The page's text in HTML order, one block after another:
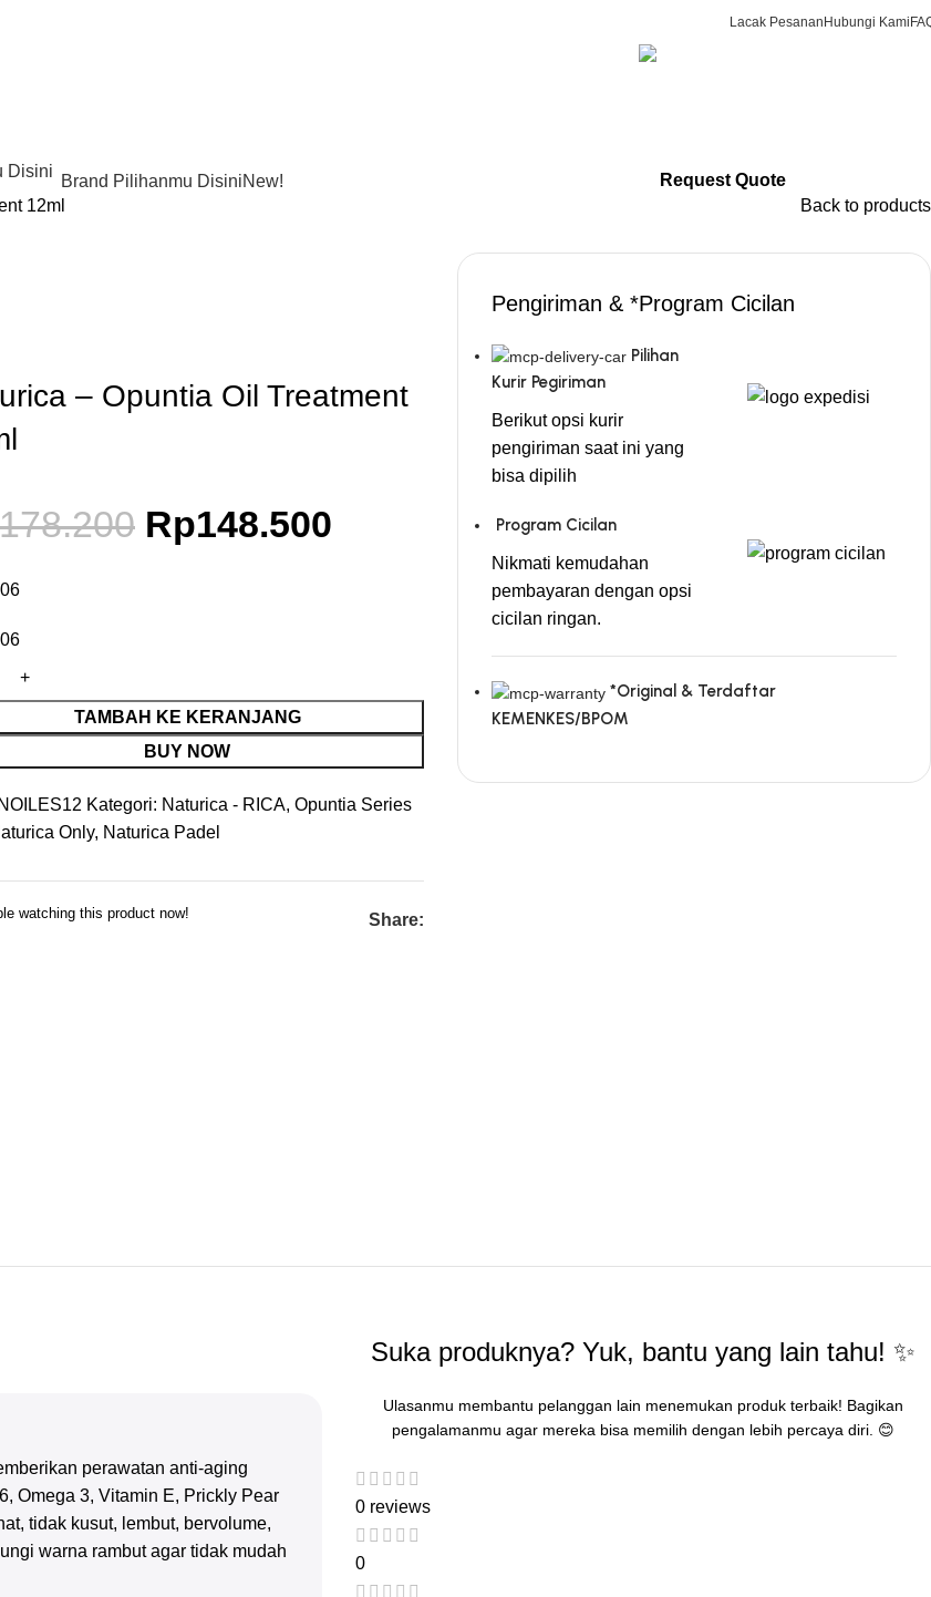
Lacak Pesanan Hubungi Kami
Brand Pilihanmu DisiniNew! Request Quote
12ml Back to products
– Opuntia Oil Treatment
178.200 Rp148.500
TAMBAH KE KERANJANG
BUY NOW
NOILES12 Kategori: Naturica - RICA, Opuntia Series
Only, Naturica Padel
watching this product now! Share:
Pengiriman & *Program Cicilan
Pilihan
Kurir Pegiriman
Berikut opsi kurir
pengiriman saat ini yang
bisa dipilih
Program Cicilan
Nikmati kemudahan
pembayaran dengan opsi
cicilan ringan.
*Original & Terdaftar
KEMENKES/BPOM
perawatan anti-aging
Omega 3, Vitamin E, Prickly Pear
tidak kusut, lembut, bervolume,
warna rambut agar tidak mudah
Suka produknya? Yuk, bantu yang lain tahu! ✨
Ulasanmu membantu pelanggan lain menemukan produk terbaik! Bagikan
pengalamanmu agar mereka bisa memilih dengan lebih percaya diri. 😊
0 reviews
0